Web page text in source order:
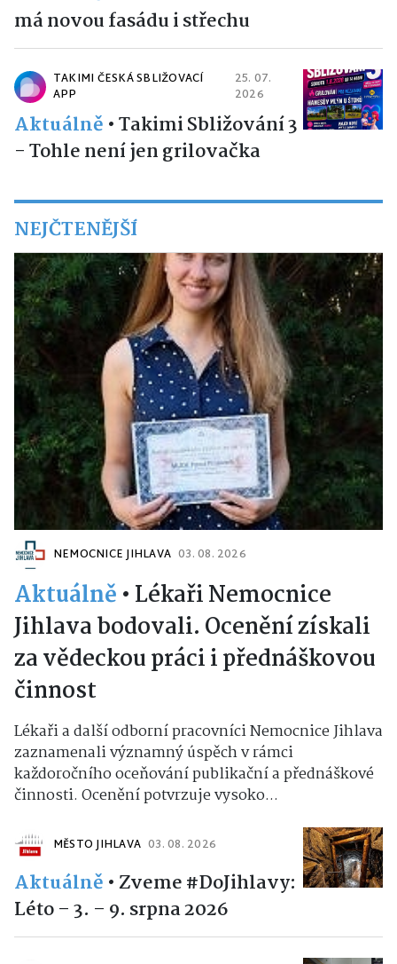
má novou fasádu i střechu
TAKIMI ČESKÁ SBLIŽOVACÍ
APP
25. 07.
2026
Aktuálně •Takimi Sbližování 3
- Tohle není jen grilovačka
NEJČTENĚJŠÍ
NEMOCNICE JIHLAVA 03. 08. 2026
Aktuálně • Lékaři Nemocnice
Jihlava bodovali. Ocenění získali
za vědeckou práci i přednáškovou
činnost
Lékaři a další odborní pracovníci Nemocnice Jihlava
zaznamenali významný úspěch v rámci
každoročního oceňování publikační a přednáškové
činnosti. Ocenění potvrzuje vysoko...
MĚSTO JIHLAVA 03. 08. 2026
Aktuálně • Zveme #DoJihlavy:
Léto – 3. – 9. srpna 2026